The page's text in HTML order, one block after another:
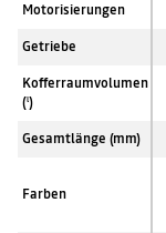
Motorisierungen
Getriebe
Kofferraumvolumen
(l)
Gesamtlänge (mm)
Farben